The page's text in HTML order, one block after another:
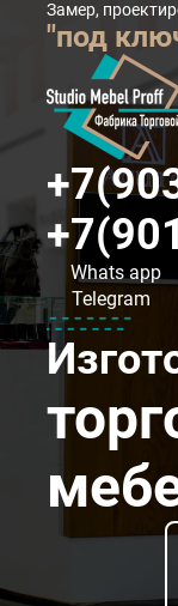
Замер,
"под
Whats app
Telegram